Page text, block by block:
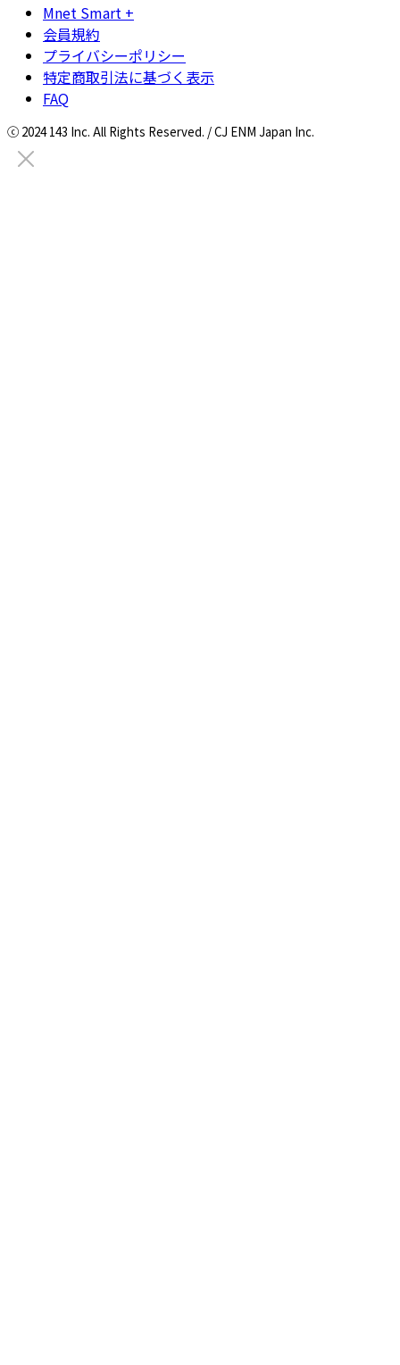
Mnet Smart +
会員規約
プライバシーポリシー
特定商取引法に基づく表示
FAQ
ⓒ 2024 143 Inc. All Rights Reserved. / CJ ENM Japan Inc.